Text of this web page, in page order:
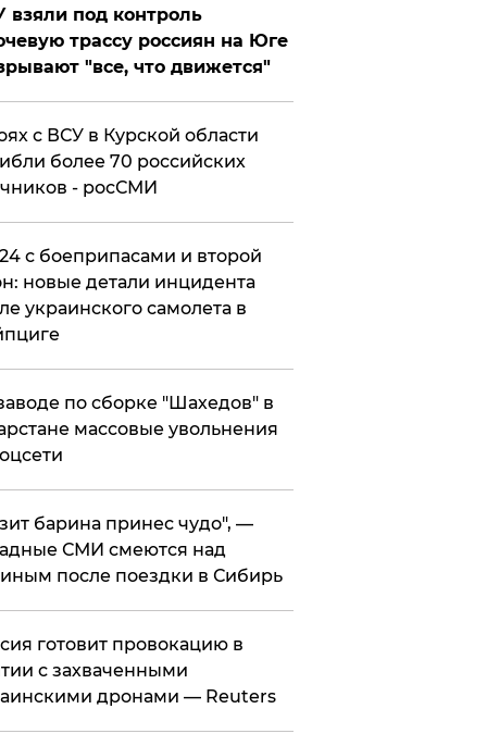
взяли под контроль
трассу россиян на Юге
"все, что движется"
с ВСУ в Курской области
более 70 российских
- росСМИ
с боеприпасами и второй
новые детали инцидента
украинского самолета в
по сборке "Шахедов" в
массовые увольнения
барина принес чудо", —
СМИ смеются над
после поездки в Сибирь
готовит провокацию в
с захваченными
дронами — Reuters